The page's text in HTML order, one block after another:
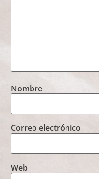
Nombre
Correo electrónico
Web